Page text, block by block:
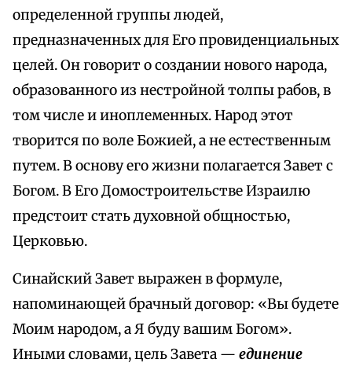
определенной группы людей,
предназначенных для Его провиденциальных
целей. Он говорит о создании нового народа,
образованного из нестройной толпы рабов, в
том числе и иноплеменных. Народ этот
творится по воле Божией, а не естественным
путем. В основу его жизни полагается Завет с
Богом. В Его Домостроительстве Израилю
предстоит стать духовной общностью,
Церковью.
Синайский Завет выражен в формуле,
напоминающей брачный договор: «Вы будете
Моим народом, а Я буду вашим Богом».
Иными словами, цель Завета — единение